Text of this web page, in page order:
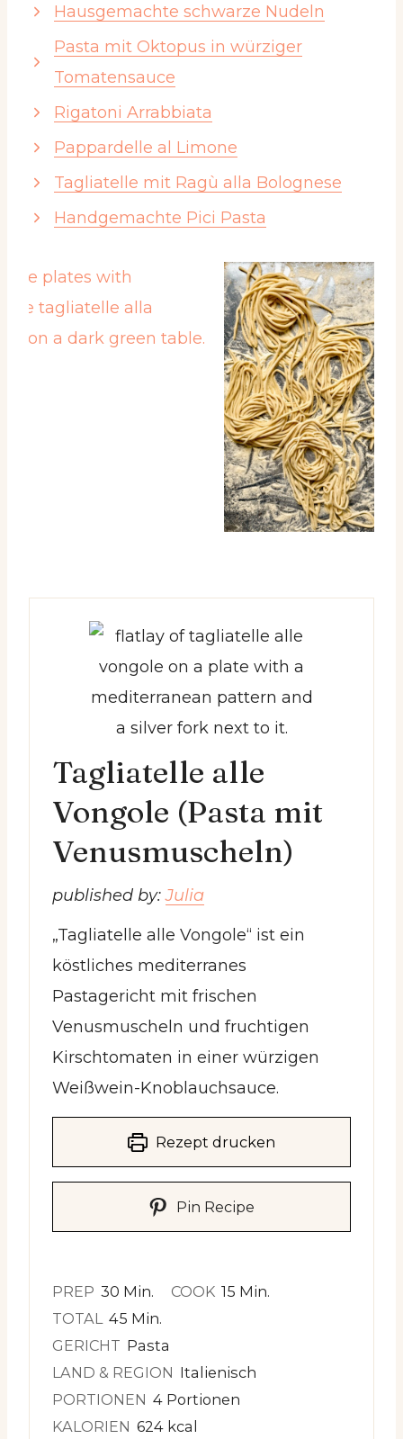
Hausgemachte schwarze Nudeln
Pasta mit Oktopus in würziger
Tomatensauce
Rigatoni Arrabbiata
Pappardelle al Limone
Tagliatelle mit Ragù alla Bolognese
Handgemachte Pici Pasta
Tagliatelle alle
Vongole (Pasta mit
Venusmuscheln)
published by:Julia
„Tagliatelle alle Vongole“ ist ein
köstliches mediterranes
Pastagericht mit frischen
Venusmuscheln und fruchtigen
Kirschtomaten in einer würzigen
Weißwein-Knoblauchsauce.
Rezept drucken
Pin Recipe
PREP 30 Minuten
Min. COOK 15 Minuten
Min.
TOTAL
45 Minuten
Min.
GERICHT Pasta
LAND & REGION Italienisch
PORTIONEN 4 Portionen
KALORIEN 624 kcal